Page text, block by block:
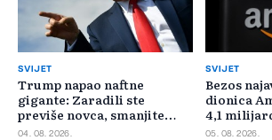
SVIJET
Trump napao naftne
gigante: Zaradili ste
previše novca, smanjite
cijene
04. 08. 2026.
SVIJET
Bezos
dionica
4,1
05. 08. 2026.